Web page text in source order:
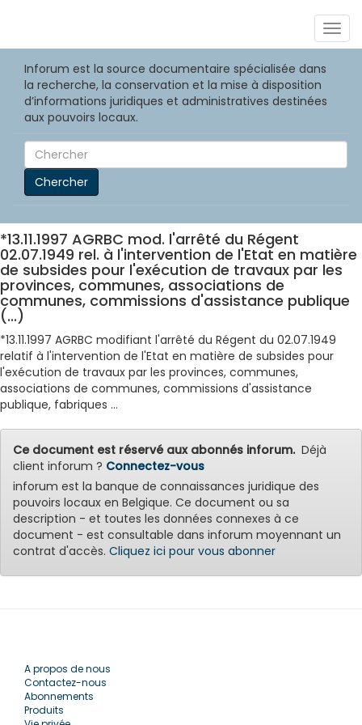
Inforum est la source documentaire spécialisée dans
la recherche, la conservation et la mise à disposition
d’informations juridiques et administratives destinées
aux pouvoirs locaux.
Chercher
*13.11.1997 AGRBC mod. l'arrêté du Régent
02.07.1949 rel. à l'intervention de l'Etat en matière
de subsides pour l'exécution de travaux par les
provinces, communes, associations de
communes, commissions d'assistance publique
(...)
*13.11.1997 AGRBC modifiant l'arrêté du Régent du 02.07.1949
relatif à l'intervention de l'Etat en matière de subsides pour
l'exécution de travaux par les provinces, communes,
associations de communes, commissions d'assistance
publique, fabriques ...
Ce document est réservé aux abonnés inforum.Déjà
client inforum ? Connectez-vous
inforum est la banque de connaissances juridique des
pouvoirs locaux en Belgique. Ce document ou sa
description - et toutes les données connexes à ce
document - est consultable dans inforum moyennant un
contrat d'accès. Cliquez ici pour vous abonner
A propos de nous
Contactez-nous
Abonnements
Produits